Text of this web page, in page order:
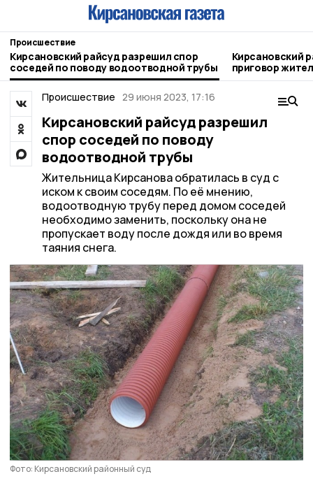
Происшествие
Кирсановский райсуд разрешил спор
соседей по поводу водоотводной трубы
Кирсановский
приговор
Происшествие 29 июня 2023, 17:16
Кирсановский райсуд разрешил
спор соседей по поводу
водоотводной трубы
Жительница Кирсанова обратилась в суд с
иском к своим соседям. По её мнению,
водоотводную трубу перед домом соседей
необходимо заменить, поскольку она не
пропускает воду после дождя или во время
таяния снега.
Фото: Кирсановский районный суд